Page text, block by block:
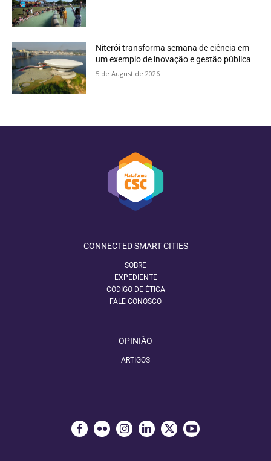
Niterói transforma semana de ciência em
um exemplo de inovação e gestão pública
5 de August de 2026
CONNECTED SMART CITIES
SOBRE
EXPEDIENTE
CÓDIGO DE ÉTICA
FALE CONOSCO
OPINIÃO
ARTIGOS